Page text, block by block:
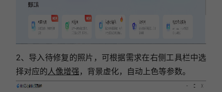
2、导入待修复的照片，可根据需求在右侧工具栏中选
择对应的 人像增强 ，背景虚化，自动上色等参数。